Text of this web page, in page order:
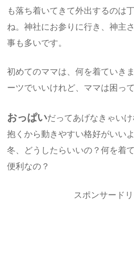
も落ち着いてきて外出するのは
ね。神社にお参りに行き、神主
事も多いです。
初めてのママは、何を着ていき
ーツでいいけれど、ママは困っ
おっぱいだってあげなきゃい
抱くから動きやすい格好がいい
冬、どうしたらいいの？何を着
便利なの？
スポンサード